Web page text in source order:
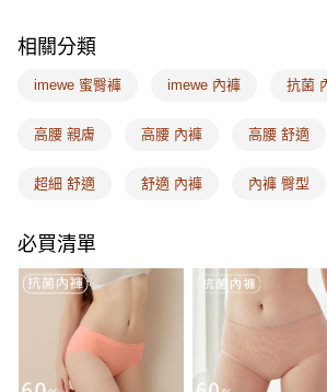
２．訂單成立數日內，您將收到繳費通知簡訊。
ATM／網路銀行／等多元方式進行付款，方視為交易
購買商品的店家。未經商家同意取消之訂單仍視為
後付繳納相關費用。
是否繳費成功／繳費後需取消欲退款等相關疑問，
【注意事項】
易，需依本服務之必要範圍內提供個人資料，並將
權轉讓予恩沛科技股份有限公司。
２．關於個人資料處理事宜，請瀏覽以下網址：
https://aftee.tw/terms/#terms3
３．未成年的使用者請事先徵得法定代理人或監護
「AFTEE先享後付」，若未經同意申辦者引起之損
每筆NT$100，滿NT$1,500(含以上)免運費
7-11取付
每筆NT$100，滿NT$1,500(含以上)免運費
每筆NT$100，滿NT$1,500(含以上)免運費
宅配
每筆NT$100，滿NT$1,500(含以上)免運費
EASY SHOP門市速取
海外配送
相關分類
imewe 蜜臀褲 imewe 內褲 抗菌
高腰 親膚 高腰 內褲 高腰 舒適
超細 舒適 舒適 內褲 內褲 臀型
必買清單